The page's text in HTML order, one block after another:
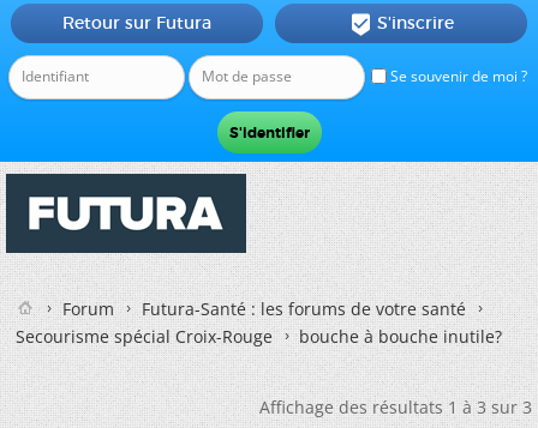
Se souvenir de moi ?
Retour sur Futura  S'inscrire
Forum
Futura-Santé : les forums de votre santé
Secourisme spécial Croix-Rouge
bouche à bouche inutile?
Affichage des résultats 1 à 3 sur 3